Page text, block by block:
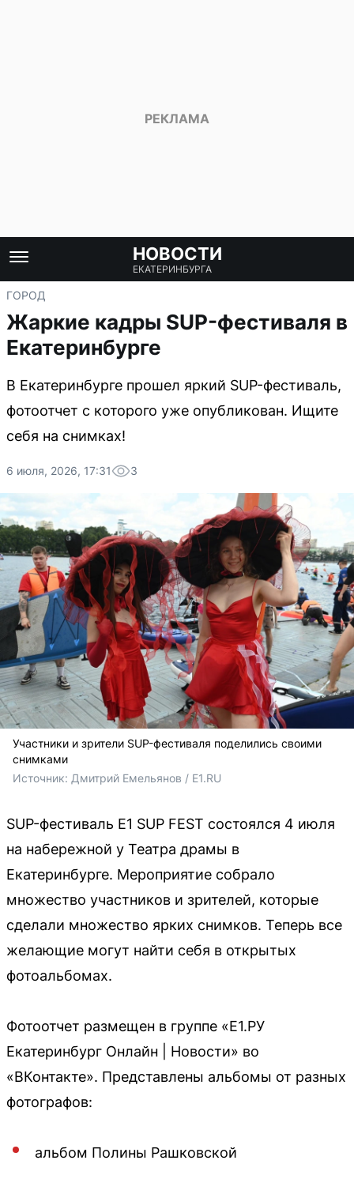
НОВОСТИ
ЕКАТЕРИНБУРГА
ГОРОД
Жаркие кадры SUP-фестиваля в
Екатеринбурге
В Екатеринбурге прошел яркий SUP-фестиваль,
фотоотчет с которого уже опубликован. Ищите
себя на снимках!
6 июля, 2026, 17:31 3
Участники и зрители SUP-фестиваля поделились своими
снимками
Источник: Дмитрий Емельянов / E1.RU
SUP-фестиваль E1 SUP FEST состоялся 4 июля
на набережной у Театра драмы в
Екатеринбурге. Мероприятие собрало
множество участников и зрителей, которые
сделали множество ярких снимков. Теперь все
желающие могут найти себя в открытых
фотоальбомах.
Фотоотчет размещен в группе «Е1.РУ
Екатеринбург Онлайн | Новости» во
«ВКонтакте». Представлены альбомы от разных
фотографов:
альбом Полины Рашковской